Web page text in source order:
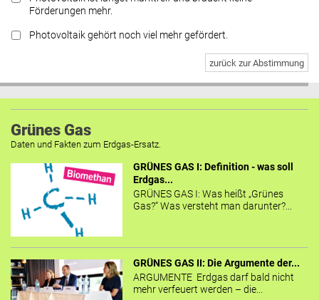
Förderungen mehr.
Photovoltaik gehört noch viel mehr gefördert.
zurück zur Abstimmung
Grünes Gas
Daten und Fakten zum Erdgas-Ersatz.
GRÜNES GAS I: Definition - was soll
Erdgas...
GRÜNES GAS I: Was heißt „Grünes
Gas?“ Was versteht man darunter?...
GRÜNES GAS II: Die Argumente der...
ARGUMENTE Erdgas darf bald nicht
mehr verfeuert werden – die...